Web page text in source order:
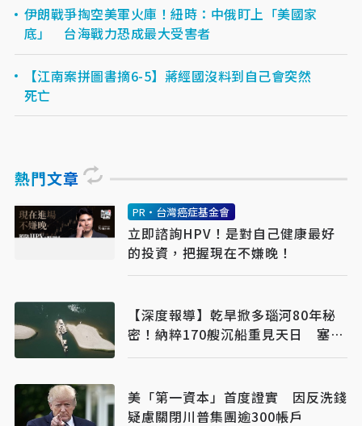
伊朗戰爭掏空美軍火庫！紐時：中俄盯上「美國家
底」 台海戰力恐成最大受害者
【江南案拼圖書摘6-5】蔣經國沒料到自己會突然
死亡
熱門文章
PR・台灣癌症基金會
立即諮詢HPV！是對自己健康最好
的投資，把握現在不嫌晚！
【深度報導】乾旱掀多瑙河80年秘
密！納粹170艘沉船重見天日 塞爾
維亞砸數億清障救航運命脈
美「第一資本」首度證實 因反洗錢
疑慮關閉川普集團逾300帳戶